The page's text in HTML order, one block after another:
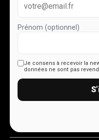
Prénom (optionnel)
Je consens à recevoir la
données ne sont pas